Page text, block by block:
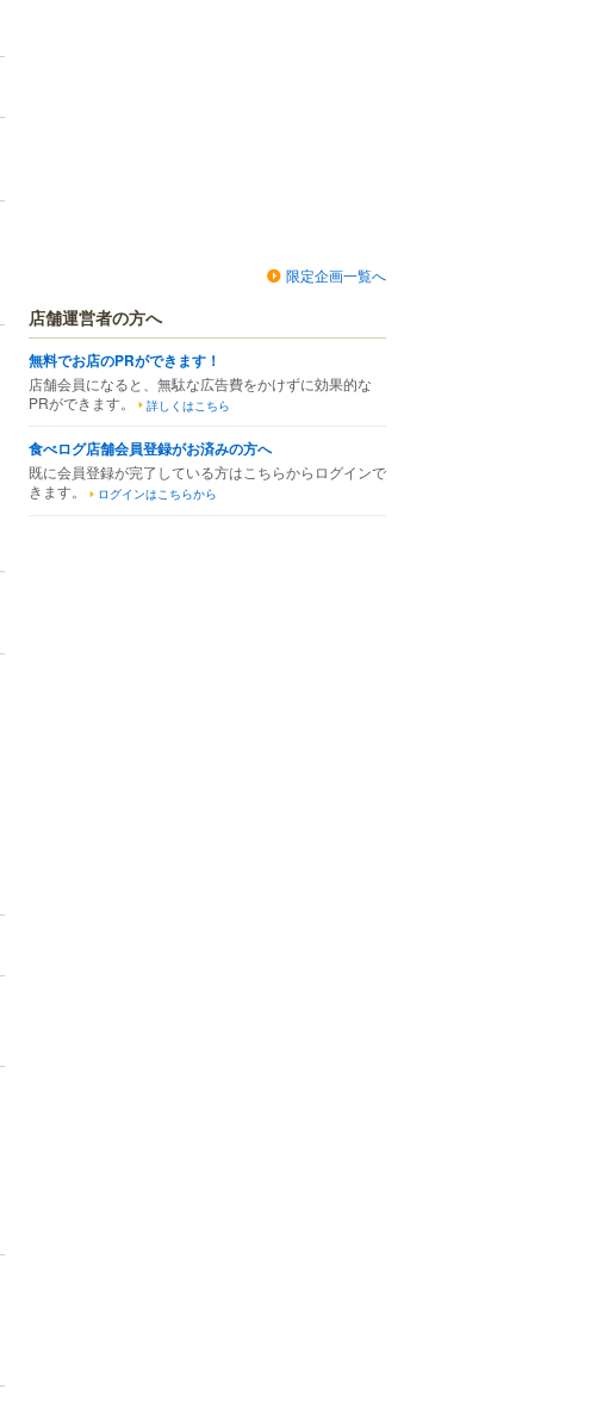
限定企画一覧へ
店舗運営者の方へ
無料でお店のPRができます！
店舗会員になると、無駄な広告費をかけずに効果的な
PRができます。
詳しくはこちら
食べログ店舗会員登録がお済みの方へ
既に会員登録が完了している方はこちらからログインで
きます。
ログインはこちらから